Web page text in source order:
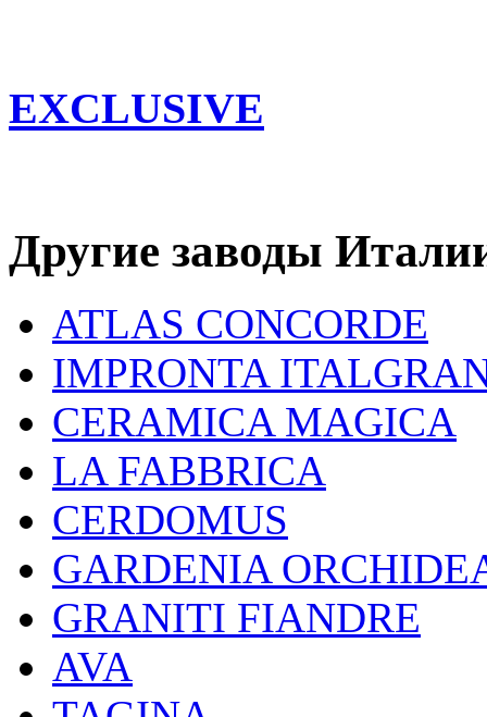
EXCLUSIVE
Другие заводы
ATLAS CONCORDE
IMPRONTA
CERAMICA MAGICA
LA FABВRICA
CERDOMUS
GARDENIA
GRANITI FIANDRE
AVA